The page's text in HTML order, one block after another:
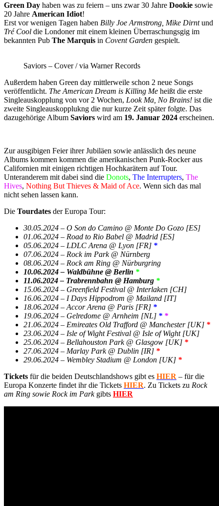
Green Day haben was zu feiern – uns zwar 30 Jahre Dookie sowie
20 Jahre American Idiot!
Erst vor wenigen Tagen haben Billy Joe Armstrong, Mike Dirntund
Tré Cool die Londoner mit einem kleinen Überraschungsgig im
bekannten Pub The Marquis in Covent Garden gespielt.
Saviors – Cover / via Warner Records
Außerdem haben Green day mittlerweile schon 2 neue Songs
veröffentlicht. The American Dream is Killing Me heißt die erste
Singleauskopplung von vor 2 Wochen, Look Ma, No Brains! ist die
zweite Singleauskopplukng die nur kurze Zeit später folgte. Das
dazugehörige Album Saviors wird am 19. Januar 2024 erscheinen.
Zur ausgibigen Feier ihrer Jubiläen sowie anlässlich des neune
Albums kommen kommen die amerikanischen Punk-Rocker aus
Californien mit einigen richtigen Hochkarätern auf Tour.
Unteranderem mit dabei sind die Donots, The Interrupters, The
Hives, Nothing But Thieves & Maid of Ace. Wenn sich das mal
nicht sehen lassen kann.
Die Tourdates der Europa Tour:
30.05.2024 – O Son do Camino @ Monte Do Gozo [ES]
01.06.2024 – Road to Rio Babel @ Madrid [ES]
05.06.2024 – LDLC Arena @ Lyon [FR] *
07.06.2024 – Rock im Park @ Nürnberg
08.06.2024 – Rock am Ring @ Nürburgring
10.06.2024 – Waldbühne @ Berlin *
11.06.2024 – Trabrennbahn @ Hamburg *
15.06.2024 – Greenfield Festival @ Interlaken [CH]
16.06.2024 – I Days Hippodrom @ Mailand [IT]
18.06.2024 – Accor Arena @ Paris [FR] *
19.06.2024 – Gelredome @ Arnheim [NL] * *
21.06.2024 – Emireates Old Trafford @ Manchester [UK] *
23.06.2024 – Isle of Wight Festival @ Isle of Wight [UK]
25.06.2024 – Bellahouston Park @ Glasgow [UK] *
27.06.2024 – Marlay Park @ Dublin [IR] *
29.06.2024 – Wembley Stadium @ London [UK] *
Tickets für die beiden Deutschlandshows gibt es HIER – für die
Europa Konzerte findet ihr die Tickets HIER. Zu Tickets zu Rock
am Ring sowie Rock im Parkgibts HIER